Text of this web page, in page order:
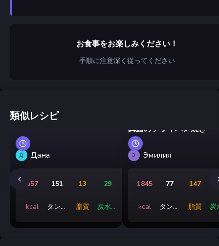
お食事をお楽しみください！
手順に注意深く従ってください
類似レシピ
Д Дана
857
kcal
151
タンパ
13
脂質
29
炭水化
真鱈のフライパン焼き
Э Эмилия
1845
kcal
77
タンパ
147
脂質
炭